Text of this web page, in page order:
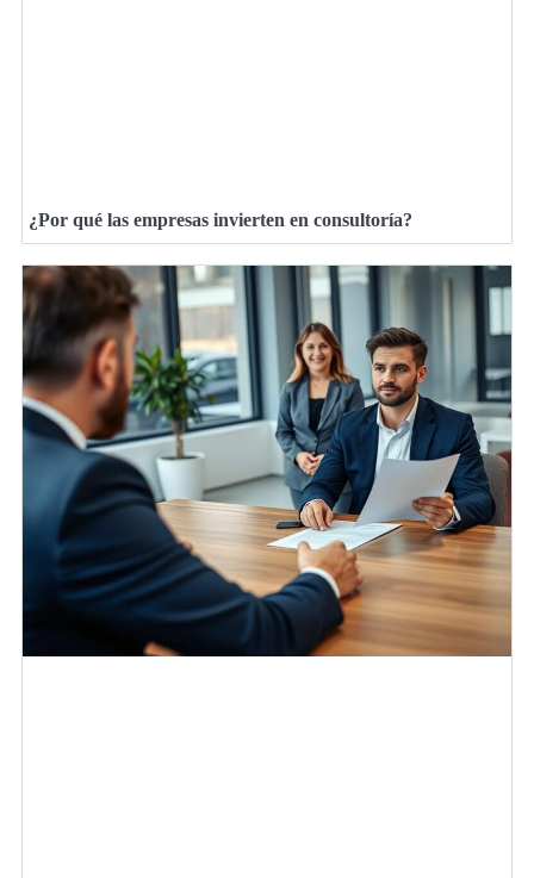
¿Por qué las empresas invierten en consultoría?